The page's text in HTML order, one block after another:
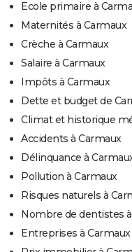
Ecole primaire à
Maternités à Carmaux
Crèche à Carmaux
Salaire à Carmaux
Impôts à Carmaux
Dette et budget de
Climat et historique
Accidents à Carmaux
Délinquance à
Pollution à Carmaux
Risques naturels à
Nombre de dentistes
Entreprises à Carmaux